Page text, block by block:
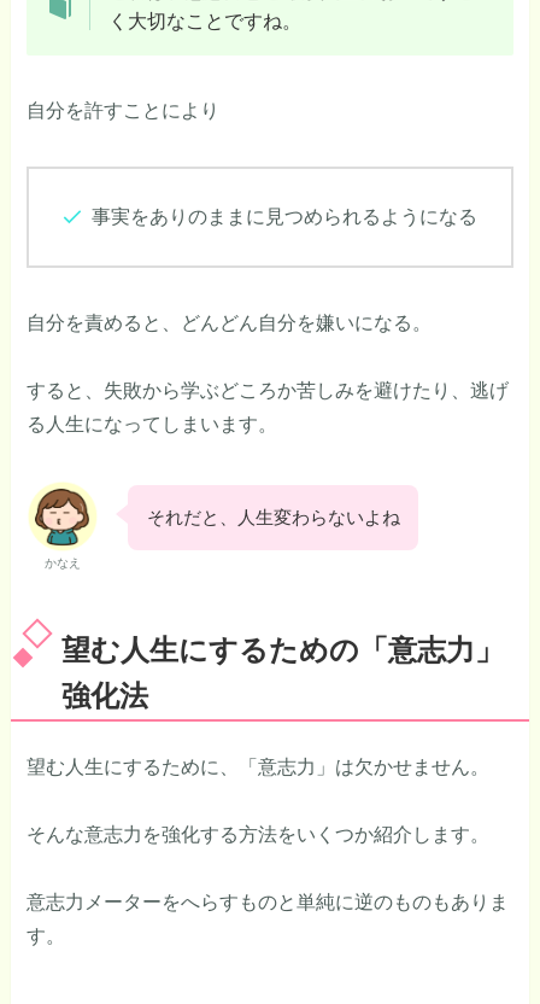
く大切なことですね。
自分を許すことにより
事実をありのままに見つめられるようになる
自分を責めると、どんどん自分を嫌いになる。
すると、失敗から学ぶどころか苦しみを避けたり、逃げ
る人生になってしまいます。
かなえ
それだと、人生変わらないよね
望む人生にするための「意志力」
強化法
望む人生にするために、「意志力」は欠かせません。
そんな意志力を強化する方法をいくつか紹介します。
意志力メーターをへらすものと単純に逆のものもありま
す。